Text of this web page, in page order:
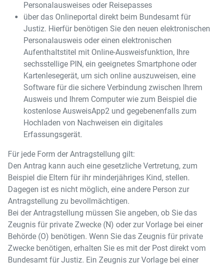
Personalausweises oder Reisepasses
über das Onlineportal direkt beim Bundesamt für
Justiz. Hierfür benötigen Sie den neuen elektronischen
Personalausweis oder einen elektronischen
Aufenthaltstitel mit Online-Ausweisfunktion, Ihre
sechsstellige PIN, ein geeignetes Smartphone oder
Kartenlesegerät, um sich online auszuweisen, eine
Software für die sichere Verbindung zwischen Ihrem
Ausweis und Ihrem Computer wie zum Beispiel die
kostenlose AusweisApp2 und gegebenenfalls zum
Hochladen von Nachweisen ein digitales
Erfassungsgerät.
Für jede Form der Antragstellung gilt:
Den Antrag kann auch eine gesetzliche Vertretung, zum
Beispiel die Eltern für ihr minderjähriges Kind, stellen.
Dagegen ist es nicht möglich, eine andere Person zur
Antragstellung zu bevollmächtigen.
Bei der Antragstellung müssen Sie angeben, ob Sie das
Zeugnis für private Zwecke (N) oder zur Vorlage bei einer
Behörde (O) benötigen. Wenn Sie das Zeugnis für private
Zwecke benötigen, erhalten Sie es mit der Post direkt vom
Bundesamt für Justiz. Ein Zeugnis zur Vorlage bei einer